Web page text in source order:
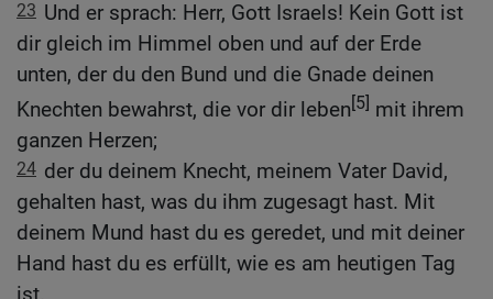
23 Und er sprach: Herr, Gott Israels! Kein Gott ist
dir gleich im Himmel oben und auf der Erde
unten, der du den Bund und die Gnade deinen
Knechten bewahrst, die vor dir leben[5] mit ihrem
ganzen Herzen;
24 der du deinem Knecht, meinem Vater David,
gehalten hast, was du ihm zugesagt hast. Mit
deinem Mund hast du es geredet, und mit deiner
Hand hast du es erfüllt, wie es am heutigen Tag